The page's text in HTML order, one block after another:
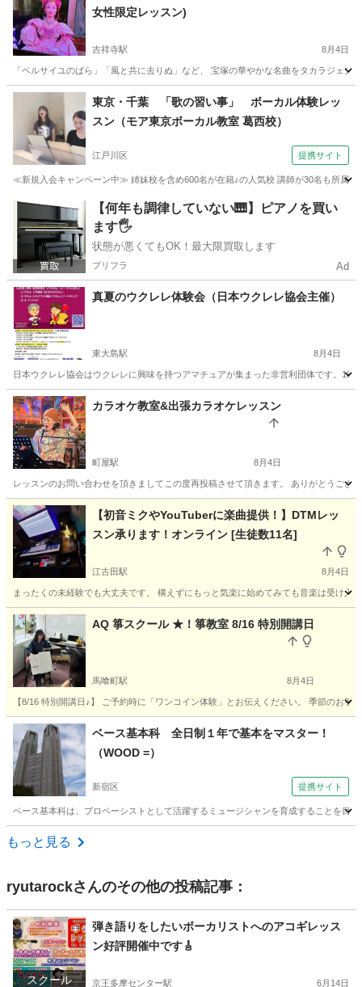
女性限定レッスン)
吉祥寺駅 8月4日
「ベルサイユのばら」「風と共に去りぬ」など、 宝塚の華やかな名曲をタカラジェ
東京 武蔵野市 吉祥寺駅 ボーカル 娘役
東京・千葉 「歌の習い事」 ボーカル体験レッ
スン（モア東京ボーカル教室 葛西校）
江戸川区 提携サイト
≪新規入会キャンペーン中≫ 姉妹校を含め600名が在籍♪の人気校 講師が30名も所属♪
東京 江戸川区 ボーカル
【何年も調律していない🎹】ピアノを買い
ます🖐️
状態が悪くてもOK！最大限買取します
プリフラ Ad
真夏のウクレレ体験会（日本ウクレレ協会主催）
東大島駅 8月4日
日本ウクレレ協会はウクレレに興味を持つアマチュアが集まった非営利団体です。
東京 江東区 東大島駅 ウクレレ 講座
カラオケ教室&出張カラオケレッスン
町屋駅 8月4日
レッスンのお問い合わせを頂きましてこの度再投稿させて頂きます。 ありがとうご
東京 荒川区 町屋駅 ボーカル ボイストレーニング
【初音ミクやYouTuberに楽曲提供！】DTMレッ
スン承ります！オンライン [生徒数11名]
江古田駅 8月4日
まったくの未経験でも大丈夫です。 構えずにもっと気楽に始めてみても音楽は受け
東京 練馬区 江古田駅 その他 DTM
AQ 箏スクール ★！箏教室 8/16 特別開講日
馬喰町駅 8月4日
【8/16 特別開講日♪】 ご予約時に「ワンコイン体験」とお伝えください。 季節のお
東京 中央区 馬喰町駅 三味線 箏曲
ベース基本科 全日制１年で基本をマスター！
（WOOD =）
新宿区 提携サイト
ベース基本科は、プロベーシストとして活躍するミュージシャンを育成することを目
東京 新宿区
もっと見る
ryutarockさんのその他の投稿記事：
スクール
弾き語りをしたいボーカリストへのアコギレッス
ン好評開催中です🎸
京王多摩センター駅 6月14日